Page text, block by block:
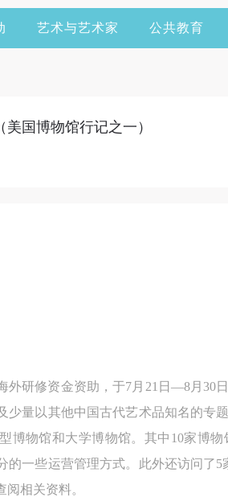
艺术与艺术家 公共教育
国博物馆行记之一）
外研修资金资助，于7月21日—8月30
少量以其他中国古代艺术品知名的专
博物馆和大学博物馆。其中10家博
的一些运营管理方式。此外还访问了
相关资料。